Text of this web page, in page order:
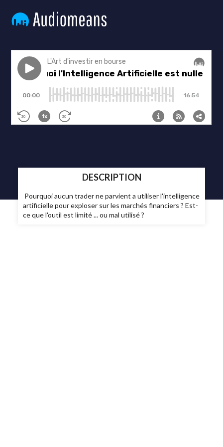
DESCRIPTION
Pourquoi aucun trader ne parvient a utiliser l'intelligence
artificielle pour exploser sur les marchés financiers ? Est-
ce que l'outil est limité ... ou mal utilisé ?